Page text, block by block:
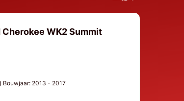
WK2 Summit
Bouwjaar: 2013 - 2017